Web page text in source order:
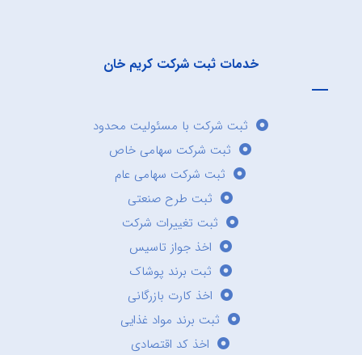
خدمات ثبت شرکت کریم خان
ثبت شرکت با مسئولیت محدود
ثبت شرکت سهامی خاص
ثبت شرکت سهامی عام
ثبت طرح صنعتی
ثبت تغییرات شرکت
اخذ جواز تاسیس
ثبت برند پوشاک
اخذ کارت بازرگانی
ثبت برند مواد غذایی
اخذ کد اقتصادی